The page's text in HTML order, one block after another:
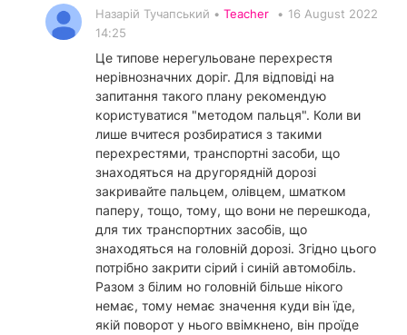
Назарій Тучапський • Teacher • 16 August 2022
14:25
Це типове нерегульоване перехрестя
нерівнозначних доріг. Для відповіді на
запитання такого плану рекомендую
користуватися "методом пальця". Коли ви
лише вчитеся розбиратися з такими
перехрестями, транспортні засоби, що
знаходяться на другорядній дорозі
закривайте пальцем, олівцем, шматком
паперу, тощо, тому, що вони не перешкода,
для тих транспортних засобів, що
знаходяться на головній дорозі. Згідно цього
потрібно закрити сірий і синій автомобіль.
Разом з білим но головній більше нікого
немає, тому немає значення куди він їде,
якій поворот у нього ввімкнено, він проїде